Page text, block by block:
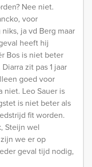
Nee niet.
voor
ja vd Berg maar
heeft hij
Bos is niet beter
zit pas 1 jaar
goed voor
Leo Sauer is
is niet beter als
fit worden.
Steijn wel
we er op
geval tijd nodig,